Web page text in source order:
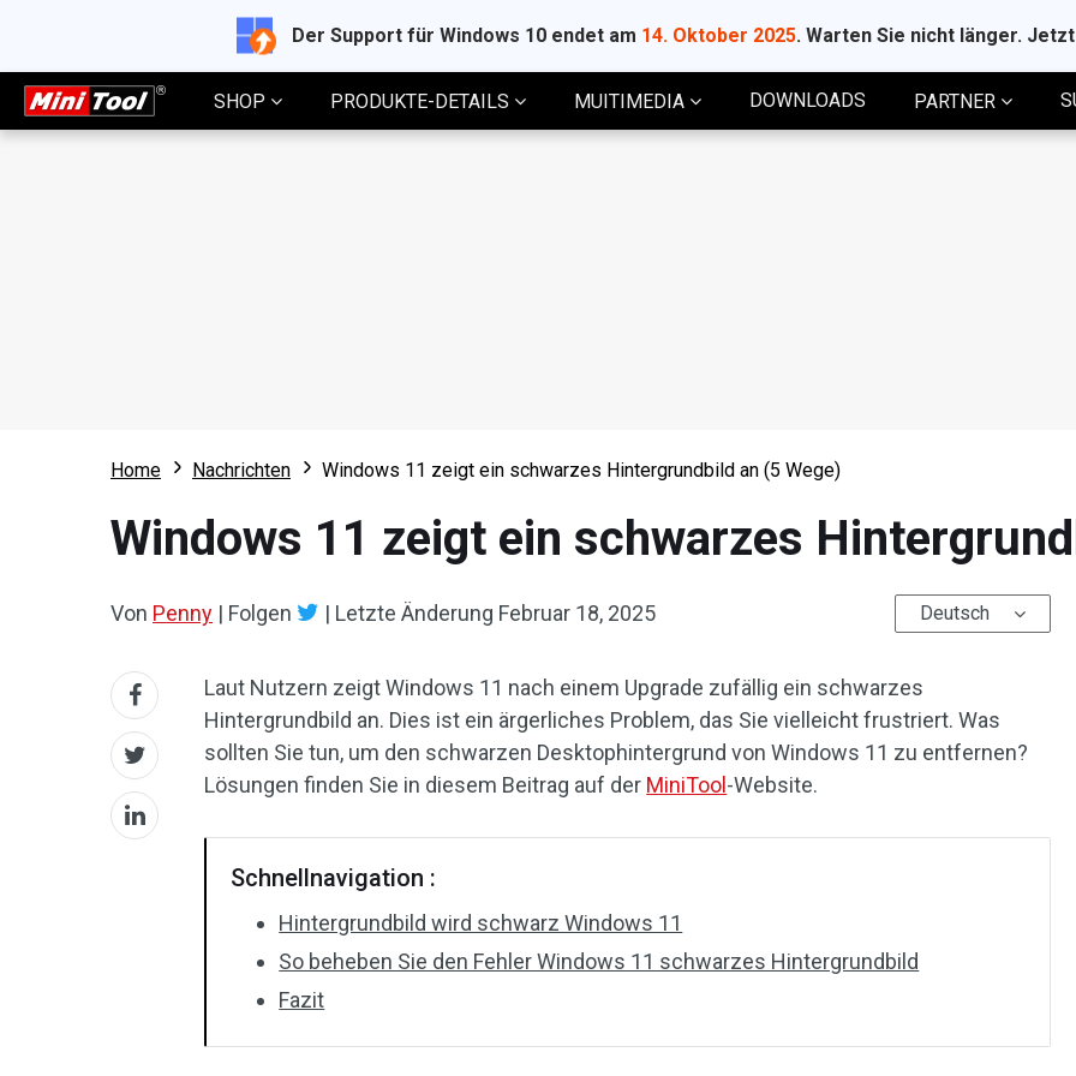
Der Support für Windows 10 endet am 14. Oktober 2025. Warten Sie nicht länger.
SHOP PRODUKTE-DETAILS MUITIMEDIA DOWNLOADS PARTNER
Home Nachrichten Windows 11 zeigt ein schwarzes Hintergrundbild an (5 Wege)
Windows 11 zeigt ein schwarzes
Von Penny | Folgen | Letzte Änderung Februar 18, 2025 Deutsch
Laut Nutzern zeigt Windows 11 nach einem Upgrade zufällig ein schwarzes
Hintergrundbild an. Dies ist ein ärgerliches Problem, das Sie vielleicht frustriert. Was
sollten Sie tun, um den schwarzen Desktophintergrund von Windows 11 zu entfernen?
Lösungen finden Sie in diesem Beitrag auf der MiniTool -Website.
Schnellnavigation :
Hintergrundbild wird schwarz Windows 11
So beheben Sie den Fehler Windows 11 schwarzes Hintergrundbild
Fazit